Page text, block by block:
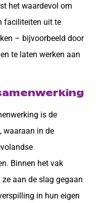
het waardevol om
faciliteiten uit te
– bijvoorbeeld door
te laten werken aan
is de
waaraan in de
Binnen het vak
aan de slag gegaan
in hun eigen